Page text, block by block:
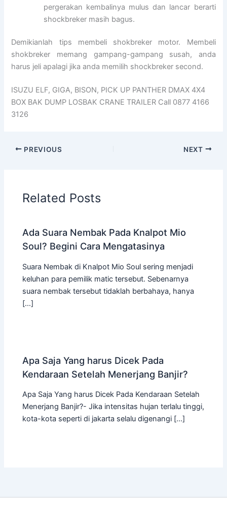
pergerakan kembalinya mulus dan lancar berarti
shockbreker masih bagus.
Demikianlah tips membeli shokbreker motor. Membeli
shokbreker memang gampang-gampang susah, anda
harus jeli apalagi jika anda memilih shockbreker second.
ISUZU ELF, GIGA, BISON, PICK UP PANTHER DMAX 4X4
BOX BAK DUMP LOSBAK CRANE TRAILER Call 0877 4166
3126
PREVIOUS NEXT
Related Posts
Ada Suara Nembak Pada Knalpot Mio
Soul? Begini Cara Mengatasinya
Suara Nembak di Knalpot Mio Soul sering menjadi
keluhan para pemilik matic tersebut. Sebenarnya
suara nembak tersebut tidaklah berbahaya, hanya
[…]
Apa Saja Yang harus Dicek Pada
Kendaraan Setelah Menerjang Banjir?
Apa Saja Yang harus Dicek Pada Kendaraan Setelah
Menerjang Banjir?- Jika intensitas hujan terlalu tinggi,
kota-kota seperti di jakarta selalu digenangi […]